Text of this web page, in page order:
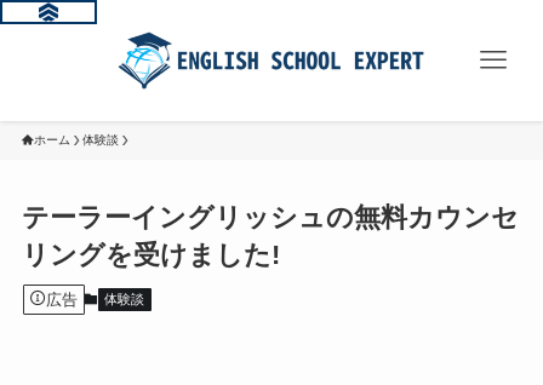
ホーム 体験談
テーラーイングリッシュの無料カウンセ
リングを受けました!
広告 体験談